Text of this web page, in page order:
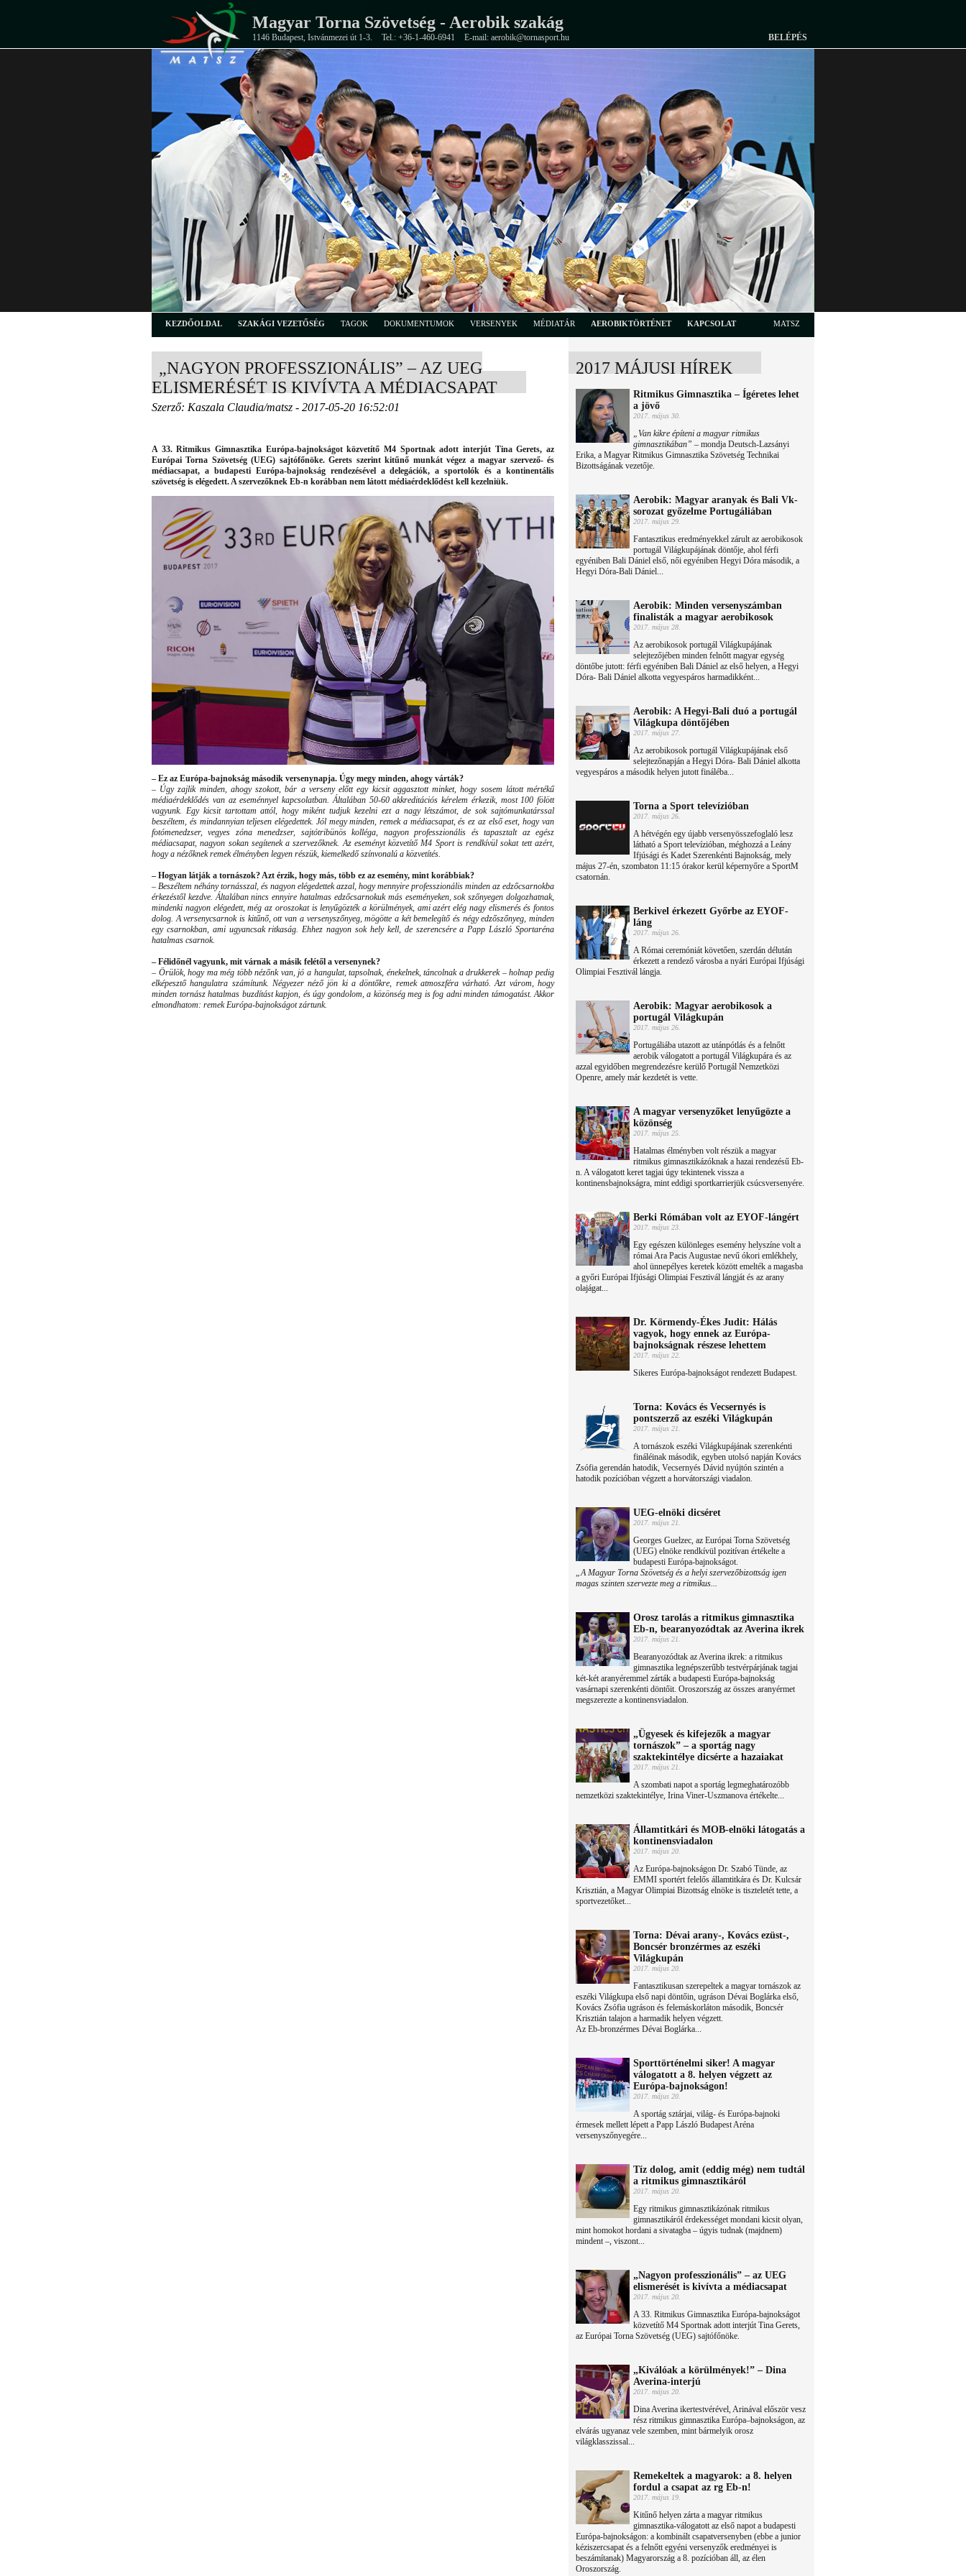
Magyar Torna Szövetség - Aerobik szakág
1146 Budapest, Istvánmezei út 1-3. Tel.: +36-1-460-6941 E-mail: aerobik@tornasport.hu BELÉPÉS
KEZDŐOLDAL SZAKÁGI VEZETŐSÉG TAGOK DOKUMENTUMOK VERSENYEK MÉDIATÁR AEROBIKTÖRTÉNET KAPCSOLAT MATSZ
„NAGYON PROFESSZIONÁLIS” – AZ UEG
ELISMERÉSÉT IS KIVÍVTA A MÉDIACSAPAT
Szerző: Kaszala Claudia/matsz - 2017-05-20 16:52:01
A 33. Ritmikus Gimnasztika Európa-bajnokságot közvetítő M4 Sportnak adott interjút Tina Gerets, az
Európai Torna Szövetség (UEG) sajtófőnöke. Gerets szerint kitűnő munkát végez a magyar szervező- és
médiacsapat, a budapesti Európa-bajnokság rendezésével a delegációk, a sportolók és a kontinentális
szövetség is elégedett. A szervezőknek Eb-n korábban nem látott médiaérdeklődést kell kezelniük.
– Ez az Európa-bajnokság második versenynapja. Úgy megy minden, ahogy várták?
– Úgy zajlik minden, ahogy szokott, bár a verseny előtt egy kicsit aggasztott minket, hogy sosem látott mértékű
médiaérdeklődés van az eseménnyel kapcsolatban. Általában 50-60 akkreditációs kérelem érkezik, most 100 fölött
vagyunk. Egy kicsit tartottam attól, hogy miként tudjuk kezelni ezt a nagy létszámot, de sok sajtómunkatárssal
beszéltem, és mindannyian teljesen elégedettek. Jól megy minden, remek a médiacsapat, és ez az első eset, hogy van
fotómenedzser, vegyes zóna menedzser, sajtótribünös kolléga, nagyon professzionális és tapasztalt az egész
médiacsapat, nagyon sokan segítenek a szervezőknek. Az eseményt közvetítő M4 Sport is rendkívül sokat tett azért,
hogy a nézőknek remek élményben legyen részük, kiemelkedő színvonalú a közvetítés.
– Hogyan látják a tornászok? Azt érzik, hogy más, több ez az esemény, mint korábbiak?
– Beszéltem néhány tornásszal, és nagyon elégedettek azzal, hogy mennyire professzionális minden az edzőcsarnokba
érkezéstől kezdve. Általában nincs ennyire hatalmas edzőcsarnokuk más eseményeken, sok szőnyegen dolgozhatnak,
mindenki nagyon elégedett, még az oroszokat is lenyűgözték a körülmények, ami azért elég nagy elismerés és fontos
dolog. A versenycsarnok is kitűnő, ott van a versenyszőnyeg, mögötte a két bemelegítő és négy edzőszőnyeg, minden
egy csarnokban, ami ugyancsak ritkaság. Ehhez nagyon sok hely kell, de szerencsére a Papp László Sportaréna
hatalmas csarnok.
– Félidőnél vagyunk, mit várnak a másik felétől a versenynek?
– Örülök, hogy ma még több nézőnk van, jó a hangulat, tapsolnak, énekelnek, táncolnak a drukkerek – holnap pedig
elképesztő hangulatra számítunk. Négyezer néző jön ki a döntőkre, remek atmoszféra várható. Azt várom, hogy
minden tornász hatalmas buzdítást kapjon, és úgy gondolom, a közönség meg is fog adni minden támogatást. Akkor
elmondhatom: remek Európa-bajnokságot zártunk.
2017 MÁJUSI HÍREK
Ritmikus Gimnasztika – Ígéretes lehet
a jövő
2017. május 30.
„Van kikre építeni a magyar ritmikus
gimnasztikában” – mondja Deutsch-Lazsányi
Erika, a Magyar Ritmikus Gimnasztika Szövetség Technikai
Bizottságának vezetője.
Aerobik: Magyar aranyak és Bali Vk-
sorozat győzelme Portugáliában
2017. május 29.
Fantasztikus eredményekkel zárult az aerobikosok
portugál Világkupájának döntője, ahol férfi
egyéniben Bali Dániel első, női egyéniben Hegyi Dóra második, a
Hegyi Dóra-Bali Dániel...
Aerobik: Minden versenyszámban
finalisták a magyar aerobikosok
2017. május 28.
Az aerobikosok portugál Világkupájának
selejtezőjében minden felnőtt magyar egység
döntőbe jutott: férfi egyéniben Bali Dániel az első helyen, a Hegyi
Dóra- Bali Dániel alkotta vegyespáros harmadikként...
Aerobik: A Hegyi-Bali duó a portugál
Világkupa döntőjében
2017. május 27.
Az aerobikosok portugál Világkupájának első
selejtezőnapján a Hegyi Dóra- Bali Dániel alkotta
vegyespáros a második helyen jutott fináléba...
Torna a Sport televízióban
2017. május 26.
A hétvégén egy újabb versenyösszefoglaló lesz
látható a Sport televízióban, méghozzá a Leány
Ifjúsági és Kadet Szerenkénti Bajnokság, mely
május 27-én, szombaton 11:15 órakor kerül képernyőre a SportM
csatornán.
Berkivel érkezett Győrbe az EYOF-
láng
2017. május 26.
A Római ceremóniát követően, szerdán délután
érkezett a rendező városba a nyári Európai Ifjúsági
Olimpiai Fesztivál lángja.
Aerobik: Magyar aerobikosok a
portugál Világkupán
2017. május 26.
Portugáliába utazott az utánpótlás és a felnőtt
aerobik válogatott a portugál Világkupára és az
azzal egyidőben megrendezésre kerülő Portugál Nemzetközi
Openre, amely már kezdetét is vette.
A magyar versenyzőket lenyűgözte a
közönség
2017. május 25.
Hatalmas élményben volt részük a magyar
ritmikus gimnasztikázóknak a hazai rendezésű Eb-
n. A válogatott keret tagjai úgy tekintenek vissza a
kontinensbajnokságra, mint eddigi sportkarrierjük csúcsversenyére.
Berki Rómában volt az EYOF-lángért
2017. május 23.
Egy egészen különleges esemény helyszíne volt a
római Ara Pacis Augustae nevű ókori emlékhely,
ahol ünnepélyes keretek között emelték a magasba
a győri Európai Ifjúsági Olimpiai Fesztivál lángját és az arany
olajágat...
Dr. Körmendy-Ékes Judit: Hálás
vagyok, hogy ennek az Európa-
bajnokságnak részese lehettem
2017. május 22.
Sikeres Európa-bajnokságot rendezett Budapest.
Torna: Kovács és Vecsernyés is
pontszerző az eszéki Világkupán
2017. május 21.
A tornászok eszéki Világkupájának szerenkénti
fináléinak második, egyben utolsó napján Kovács
Zsófia gerendán hatodik, Vecsernyés Dávid nyújtón szintén a
hatodik pozícióban végzett a horvátországi viadalon.
UEG-elnöki dicséret
2017. május 21.
Georges Guelzec, az Európai Torna Szövetség
(UEG) elnöke rendkívül pozitívan értékelte a
budapesti Európa-bajnokságot.
„A Magyar Torna Szövetség és a helyi szervezőbizottság igen
magas szinten szervezte meg a ritmikus...
Orosz tarolás a ritmikus gimnasztika
Eb-n, bearanyozódtak az Averina ikrek
2017. május 21.
Bearanyozódtak az Averina ikrek: a ritmikus
gimnasztika legnépszerűbb testvérpárjának tagjai
két-két aranyéremmel zárták a budapesti Európa-bajnokság
vasárnapi szerenkénti döntőit. Oroszország az összes aranyérmet
megszerezte a kontinensviadalon.
„Ügyesek és kifejezők a magyar
tornászok” – a sportág nagy
szaktekintélye dicsérte a hazaiakat
2017. május 21.
A szombati napot a sportág legmeghatározóbb
nemzetközi szaktekintélye, Irina Viner-Uszmanova értékelte...
Államtitkári és MOB-elnöki látogatás a
kontinensviadalon
2017. május 20.
Az Európa-bajnokságon Dr. Szabó Tünde, az
EMMI sportért felelős államtitkára és Dr. Kulcsár
Krisztián, a Magyar Olimpiai Bizottság elnöke is tiszteletét tette, a
sportvezetőket...
Torna: Dévai arany-, Kovács ezüst-,
Boncsér bronzérmes az eszéki
Világkupán
2017. május 20.
Fantasztikusan szerepeltek a magyar tornászok az
eszéki Világkupa első napi döntőin, ugráson Dévai Boglárka első,
Kovács Zsófia ugráson és felemáskorláton második, Boncsér
Krisztián talajon a harmadik helyen végzett.
Az Eb-bronzérmes Dévai Boglárka...
Sporttörténelmi siker! A magyar
válogatott a 8. helyen végzett az
Európa-bajnokságon!
2017. május 20.
A sportág sztárjai, világ- és Európa-bajnoki
érmesek mellett lépett a Papp László Budapest Aréna
versenyszőnyegére...
Tíz dolog, amit (eddig még) nem tudtál
a ritmikus gimnasztikáról
2017. május 20.
Egy ritmikus gimnasztikázónak ritmikus
gimnasztikáról érdekességet mondani kicsit olyan,
mint homokot hordani a sivatagba – úgyis tudnak (majdnem)
mindent –, viszont...
„Nagyon professzionális” – az UEG
elismerését is kivívta a médiacsapat
2017. május 20.
A 33. Ritmikus Gimnasztika Európa-bajnokságot
közvetítő M4 Sportnak adott interjút Tina Gerets,
az Európai Torna Szövetség (UEG) sajtófőnöke.
„Kiválóak a körülmények!” – Dina
Averina-interjú
2017. május 20.
Dina Averina ikertestvérével, Arinával először vesz
rész ritmikus gimnasztika Európa–bajnokságon, az
elvárás ugyanaz vele szemben, mint bármelyik orosz
világklasszissal...
Remekeltek a magyarok: a 8. helyen
fordul a csapat az rg Eb-n!
2017. május 19.
Kitűnő helyen zárta a magyar ritmikus
gimnasztika-válogatott az első napot a budapesti
Európa-bajnokságon: a kombinált csapatversenyben (ebbe a junior
kéziszercsapat és a felnőtt egyéni versenyzők eredményei is
beszámítanak) Magyarország a 8. pozícióban áll, az élen
Oroszország.